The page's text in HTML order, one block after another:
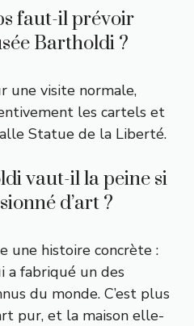
faut-il prévoir
Bartholdi ?
une visite normale,
les cartels et
Statue de la Liberté.
vaut-il la peine si
d’art ?
une histoire concrète :
a fabriqué un des
du monde. C’est plus
pur, et la maison elle-